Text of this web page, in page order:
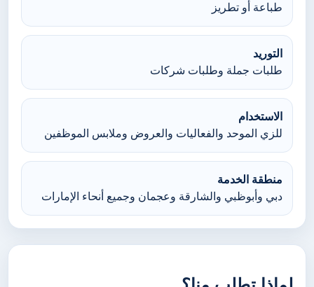
طباعة أو تطريز
التوريد
طلبات جملة وطلبات شركات
الاستخدام
للزي الموحد والفعاليات والعروض وملابس الموظفين
منطقة الخدمة
دبي وأبوظبي والشارقة وعجمان وجميع أنحاء الإمارات